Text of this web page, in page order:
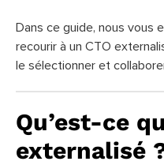
Dans ce guide, nous vous
recourir à un CTO
le sélectionner et
Qu’est-ce
externalisé